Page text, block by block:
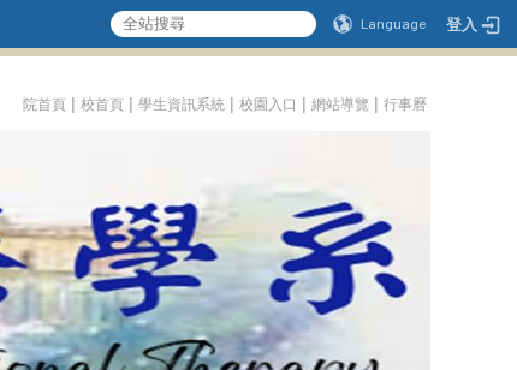
Language 登入
院首頁 | 校首頁 | 學生資訊系統 | 校園入口 | 網站導覽 | 行事曆